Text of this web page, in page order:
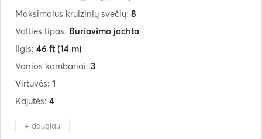
Maksimalus kruizinių svečių: 8
Valties tipas: Buriavimo jachta
Ilgis: 46 ft (14 m)
Vonios kambariai: 3
Virtuvės: 1
Kajutės: 4
+ daugiau